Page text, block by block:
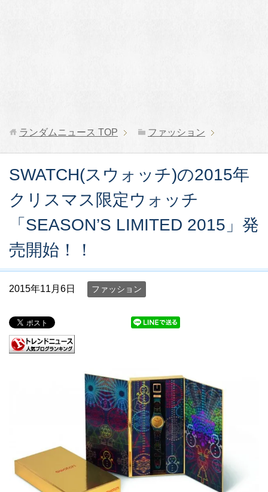
ランダムニュース TOP ファッション
SWATCH(スウォッチ)の2015年
クリスマス限定ウォッチ
「SEASON’S LIMITED 2015」発
売開始！！
2015年11月6日 ファッション